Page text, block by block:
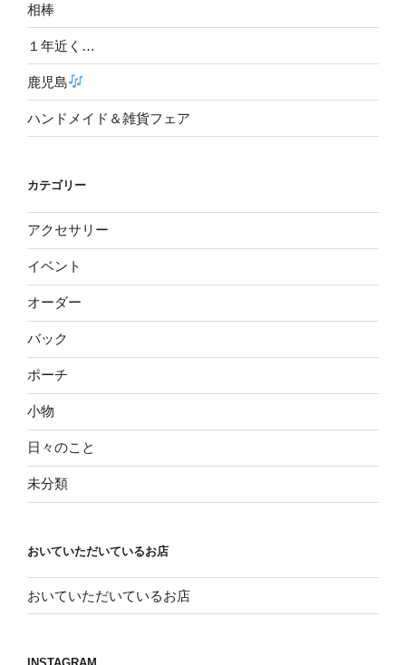
相棒
１年近く…
鹿児島
ハンドメイド＆雑貨フェア
カテゴリー
アクセサリー
イベント
オーダー
バック
ポーチ
小物
日々のこと
未分類
おいていただいているお店
おいていただいているお店